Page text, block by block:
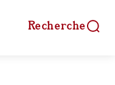
Recherche